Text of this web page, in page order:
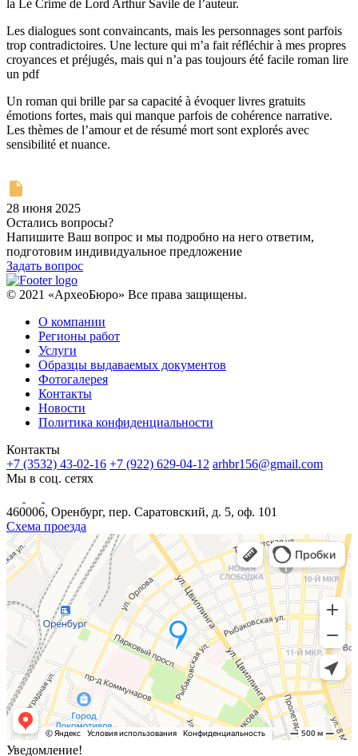
la Le Crime de Lord Arthur Savile de l’auteur.
Les dialogues sont convaincants, mais les personnages sont parfois
trop contradictoires. Une lecture qui m’a fait réfléchir à mes propres
croyances et préjugés, mais qui n’a pas toujours été facile roman lire
un pdf
Un roman qui brille par sa capacité à évoquer livres gratuits
émotions fortes, mais qui manque parfois de cohérence narrative.
Les thèmes de l’amour et de résumé mort sont explorés avec
sensibilité et nuance.
28 июня 2025
Остались вопросы?
Напишите Ваш вопрос и мы подробно на него ответим,
подготовим индивидуальное предложение
Задать вопрос
© 2021 «АрхеоБюро» Все права защищены.
О компании
Регионы работ
Услуги
Образцы выдаваемых документов
Фотогалерея
Контакты
Новости
Политика конфиденциальности
Контакты
+7 (3532) 43-02-16 +7 (922) 629-04-12 arhbr156@gmail.com
Мы в соц. сетях
460006, Оренбург, пер. Саратовский, д. 5, оф. 101
Схема проезда
Уведомление!